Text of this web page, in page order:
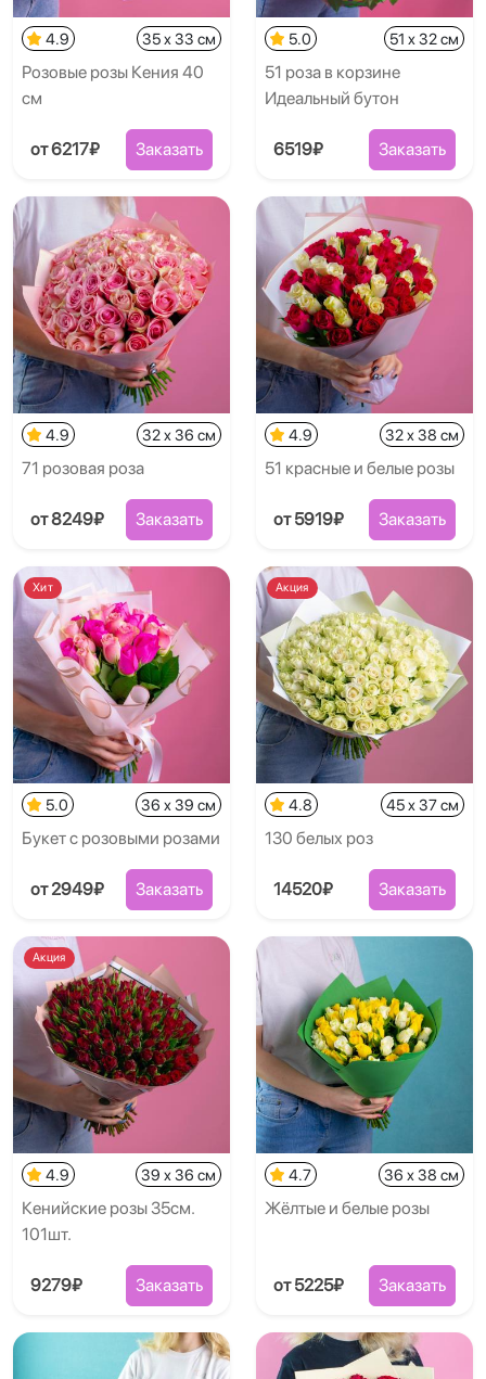
4.9 35 x 33 см
Розовые розы Кения 40
см
от 6217₽ Заказать
5.0 51 x 32 см
51 роза в корзине
Идеальный бутон
6519₽ Заказать
4.9 32 x 36 см
71 розовая роза
от 8249₽ Заказать
4.9 32 x 38 см
51 красные и белые розы
от 5919₽ Заказать
Хит
5.0 36 x 39 см
Букет с розовыми розами
от 2949₽ Заказать
Акция
4.8 45 x 37 см
130 белых роз
14520₽ Заказать
Акция
4.9 39 x 36 см
Кенийские розы 35см.
101шт.
9279₽ Заказать
4.7 36 x 38 см
Жёлтые и белые розы
от 5225₽ Заказать